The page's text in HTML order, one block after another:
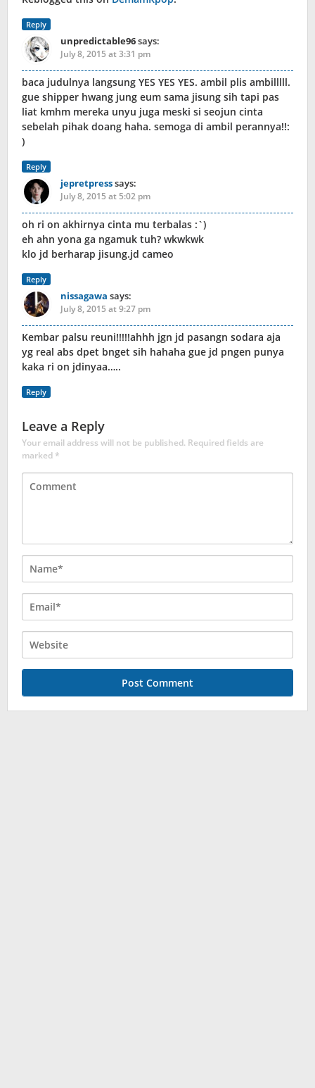
Reply
unpredictable96says:
July 8, 2015 at 3:31 pm
baca judulnya langsung YES YES YES. ambil plis ambilllll.
gue shipper hwang jung eum sama jisung sih tapi pas
liat kmhm mereka unyu juga meski si seojun cinta
sebelah pihak doang haha. semoga di ambil perannya!!:
)
Reply
jepretpresssays:
July 8, 2015 at 5:02 pm
oh ri on akhirnya cinta mu terbalas :`)
eh ahn yona ga ngamuk tuh? wkwkwk
klo jd berharap jisung.jd cameo
Reply
nissagawa says:
July 8, 2015 at 9:27 pm
Kembar palsu reuni!!!!!ahhh jgn jd pasangn sodara aja
yg real abs dpet bnget sih hahaha gue jd pngen punya
kaka ri on jdinyaa…..
Reply
Leave a Reply
Your email address will not be published. Required fields are
marked*